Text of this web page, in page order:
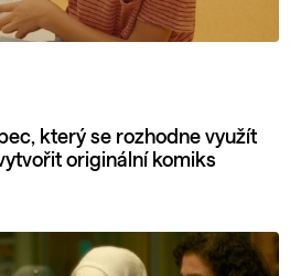
který se rozhodne využít
originální komiks